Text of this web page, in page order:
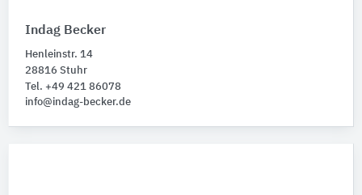
Indag Becker
Henleinstr. 14
28816 Stuhr
Tel. +49 421 86078
info@indag-becker.de